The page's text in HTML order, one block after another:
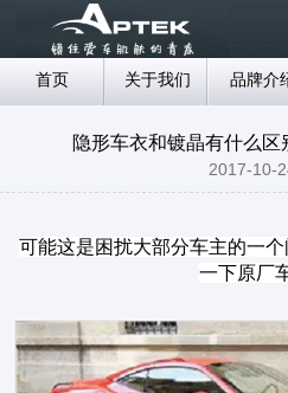
首页 关于我们 品牌介
隐形车衣和镀晶有什么区
2017-10-
可能这是困扰大部分车主的一
一下原厂